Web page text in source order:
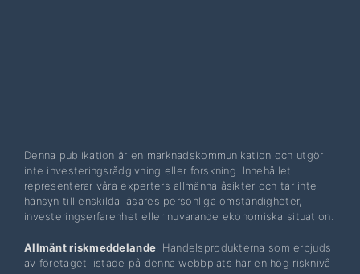
Denna publikation är en marknadskommunikation och utgör
inte investeringsrådgivning eller forskning. Innehållet
representerar våra experters allmänna åsikter och tar inte
hänsyn till enskilda läsares personliga omständigheter,
investeringserfarenhet eller nuvarande ekonomiska situation.
Allmänt riskmeddelande: Handelsprodukterna som erbjuds
av företaget listade på denna webbplats har en hög risknivå